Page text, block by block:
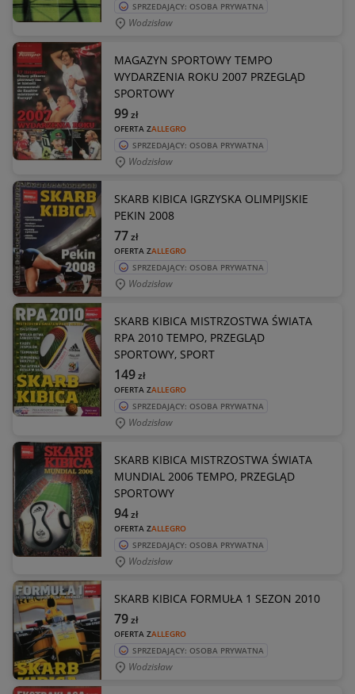
SPRZEDAJĄCY: OSOBA PRYWATNA
Wodzisław
MAGAZYN SPORTOWY TEMPO
WYDARZENIA ROKU 2007 PRZEGLĄD
SPORTOWY
OFERTA ZALLEGRO
99zł
SPRZEDAJĄCY: OSOBA PRYWATNA
Wodzisław
SKARB KIBICA IGRZYSKA OLIMPIJSKIE
PEKIN 2008
OFERTA ZALLEGRO
77zł
SPRZEDAJĄCY: OSOBA PRYWATNA
Wodzisław
SKARB KIBICA MISTRZOSTWA ŚWIATA
RPA 2010 TEMPO, PRZEGLĄD
SPORTOWY, SPORT
OFERTA ZALLEGRO
149zł
SPRZEDAJĄCY: OSOBA PRYWATNA
Wodzisław
SKARB KIBICA MISTRZOSTWA ŚWIATA
MUNDIAL 2006 TEMPO, PRZEGLĄD
SPORTOWY
OFERTA ZALLEGRO
94zł
SPRZEDAJĄCY: OSOBA PRYWATNA
Wodzisław
SKARB KIBICA FORMUŁA 1 SEZON 2010
OFERTA ZALLEGRO
79zł
SPRZEDAJĄCY: OSOBA PRYWATNA
Wodzisław